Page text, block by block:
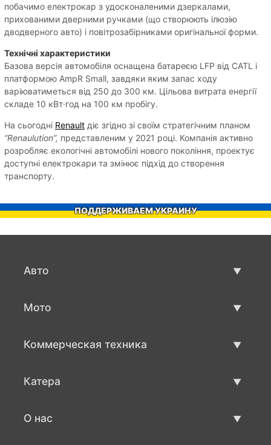
побачимо електрокар з удосконаленими дзеркалами,
прихованими дверними ручками (що створюють ілюзію
дводверного авто) і повітрозабірниками оригінальної форми.
Технічні характеристики
Базова версія автомобіля оснащена батареєю LFP від ​​CATL і
платформою AmpR Small, завдяки яким запас ходу
варіюватиметься від 250 до 300 км. Цільова витрата енергії
складе 10 кВт·год на 100 км пробігу.
На сьогодні Renault діє згідно зі своїм стратегічним планом
“Renaulution”, представленим у 2021 році. Компанія активно
розробляє екологічні автомобілі нового покоління, проектує
доступні електрокари та змінює підхід до створення
транспорту.
ПОДДЕРЖИВАЕМ УКРАИНУ
Авто
Мото
Коммерческая техника
Катера
О нас